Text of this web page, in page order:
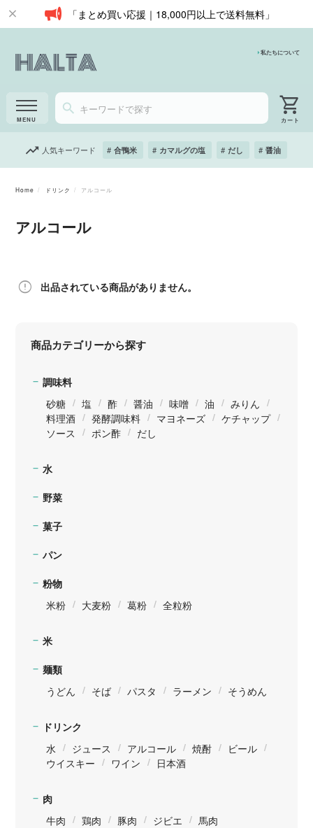
「まとめ買い応援｜18,000円以上で送料無料」
私たちについて
人気キーワード 合鴨米 カマルグの塩 だし 醤油
Home ドリンク アルコール
アルコール
出品されている商品がありません。
商品カテゴリーから探す
調味料
砂糖
塩 酢 醤油 味噌 油
みりん
料理酒
発酵調味料 マヨネーズ
ケチャップ
ソース
ポン酢 だし
水
野菜
菓子
パン
粉物
米粉
大麦粉 葛粉 全粒粉
米
麺類
うどん
そば パスタ ラーメン そうめん
ドリンク
水
ジュース アルコール 焼酎
ビール
ウイスキー
ワイン 日本酒
肉
牛肉
鶏肉 豚肉 ジビエ 馬肉